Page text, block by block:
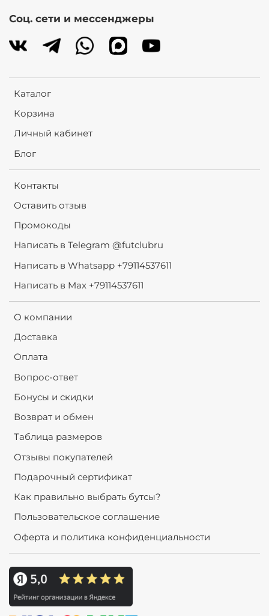
Каталог
Корзина
Личный кабинет
Блог
Контакты
Оставить отзыв
Промокоды
Написать в Telegram @futclubru
Написать в Whatsapp +79114537611
Написать в Max +79114537611
О компании
Доставка
Оплата
Вопрос-ответ
Бонусы и скидки
Возврат и обмен
Таблица размеров
Отзывы покупателей
Подарочный сертификат
Как правильно выбрать бутсы?
Пользовательское соглашение
Оферта и политика конфиденциальности
Соц. сети и мессенджеры